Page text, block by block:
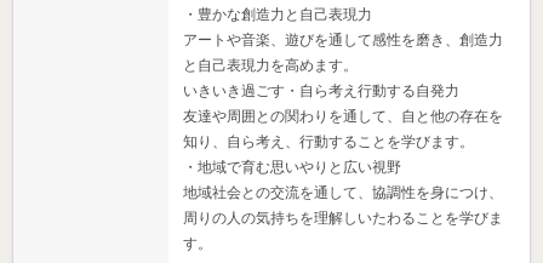
・豊かな創造力と自己表現力
アートや音楽、遊びを通して感性を磨き、創造力
と自己表現力を高めます。
いきいき過ごす・自ら考え行動する自発力
友達や周囲との関わりを通して、自と他の存在を
知り、自ら考え、行動することを学びます。
・地域で育む思いやりと広い視野
地域社会との交流を通して、協調性を身につけ、
周りの人の気持ちを理解しいたわることを学びま
す。